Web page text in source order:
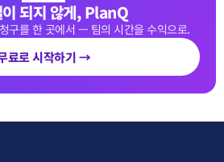
이 되지 않게, PlanQ
청구를 한 곳에서 — 팀의 시간을 수익으로.
료로 시작하기 →